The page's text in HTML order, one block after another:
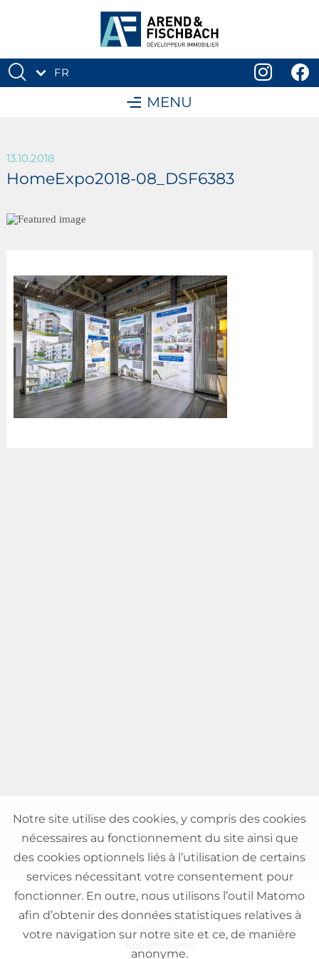
FR
MENU
13.10.2018
HomeExpo2018-08_DSF6383
VENTE
Maisons
Appartements
Notre site utilise des cookies, y compris des cookies
nécessaires au fonctionnement du site ainsi que
des cookies optionnels liés à l’utilisation de certains
services nécessitant votre consentement pour
fonctionner. En outre, nous utilisons l’outil Matomo
afin d’obtenir des données statistiques relatives à
votre navigation sur notre site et ce, de manière
anonyme.